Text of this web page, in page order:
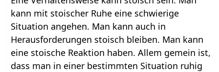
kann mit stoischer Ruhe eine schwierige
Situation angehen. Man kann auch in
Herausforderungen stoisch bleiben. Man kann
eine stoische Reaktion haben. Allem gemein ist,
dass man in einer bestimmten Situation ruhig